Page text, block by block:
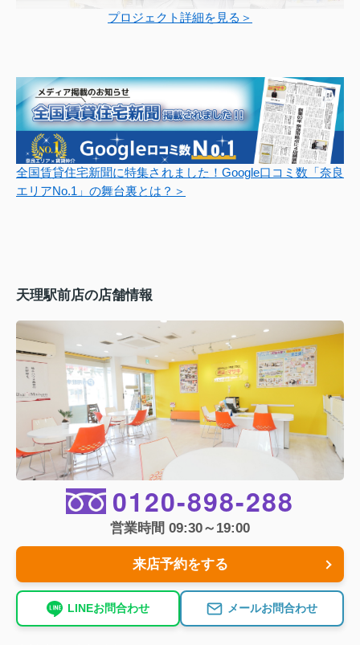
プロジェクト詳細を見る＞
全国賃貸住宅新聞に特集されました！Google口コミ数「奈良
エリアNo.1」の舞台裏とは？＞
天理駅前店の店舗情報
0120-898-288
営業時間 09:30～19:00
来店予約をする
LINEお問合わせ メールお問合わせ